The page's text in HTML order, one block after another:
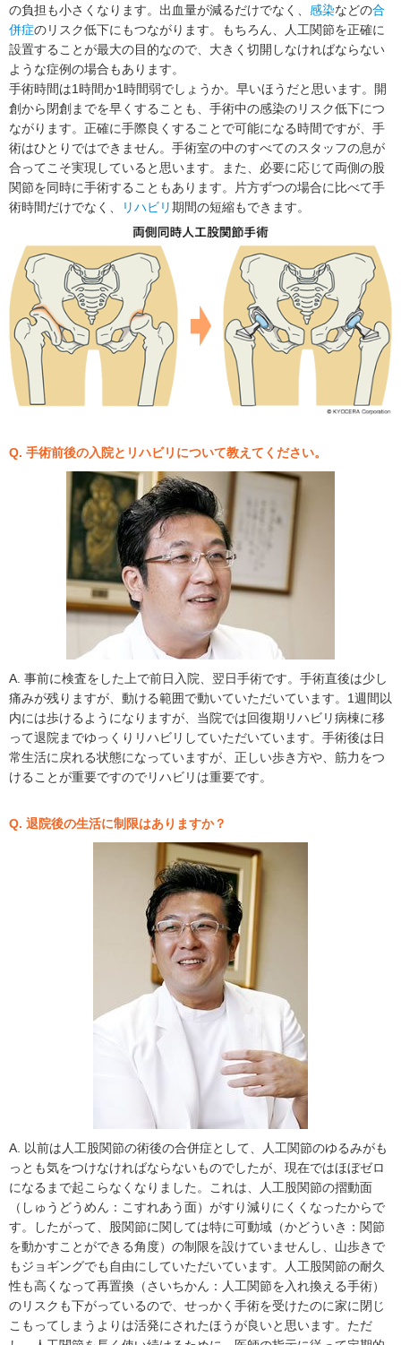
の負担も小さくなります。出血量が減るだけでなく、 感染などの合
併症のリスク低下にもつながります。もちろん、人工関節を正確に
設置することが最大の目的なので、大きく切開しなければならない
ような症例の場合もあります。
手術時間は1時間か1時間弱でしょうか。早いほうだと思います。開
創から閉創までを早くすることも、手術中の感染のリスク低下につ
ながります。正確に手際良くすることで可能になる時間ですが、手
術はひとりではできません。手術室の中のすべてのスタッフの息が
合ってこそ実現していると思います。また、必要に応じて両側の股
関節を同時に手術することもあります。片方ずつの場合に比べて手
術時間だけでなく、
リハビリ期間の短縮もできます。
Q. 手術前後の入院とリハビリについて教えてください。
A. 事前に検査をした上で前日入院、翌日手術です。手術直後は少し
痛みが残りますが、動ける範囲で動いていただいています。1週間以
内には歩けるようになりますが、当院では回復期リハビリ病棟に移
って退院までゆっくりリハビリしていただいています。手術後は日
常生活に戻れる状態になっていますが、正しい歩き方や、筋力をつ
けることが重要ですのでリハビリは重要です。
Q. 退院後の生活に制限はありますか？
A. 以前は人工股関節の術後の合併症として、人工関節のゆるみがも
っとも気をつけなければならないものでしたが、現在ではほぼゼロ
になるまで起こらなくなりました。これは、人工股関節の摺動面
（しゅうどうめん：こすれあう面）がすり減りにくくなったからで
す。したがって、股関節に関しては特に可動域（かどういき：関節
を動かすことができる角度）の制限を設けていませんし、山歩きで
もジョギングでも自由にしていただいています。人工股関節の耐久
性も高くなって再置換（さいちかん：人工関節を入れ換える手術）
のリスクも下がっているので、せっかく手術を受けたのに家に閉じ
こもってしまうよりは活発にされたほうが良いと思います。ただ